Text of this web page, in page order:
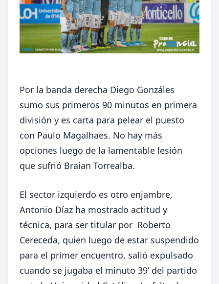
Por la banda derecha Diego Gonzáles
sumo sus primeros 90 minutos en primera
división y es carta para pelear el puesto
con Paulo Magalhaes. No hay más
opciones luego de la lamentable lesión
que sufrió Braian Torrealba.
El sector izquierdo es otro enjambre,
Antonio Díaz ha mostrado actitud y
técnica, para ser titular por Roberto
Cereceda, quien luego de estar suspendido
para el primer encuentro, salió expulsado
cuando se jugaba el minuto 39’ del partido